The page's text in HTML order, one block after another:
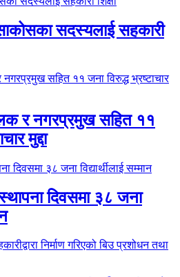
सदस्यलाई सहकारी
र नगरप्रमुख सहित ११
मुद्दा
दिवसमा ३८ जना